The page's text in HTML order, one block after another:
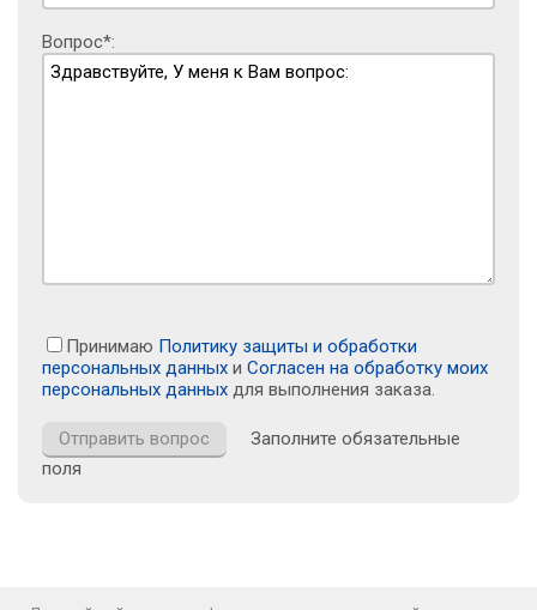
Вопрос*:
Принимаю Политику защиты и обработки
персональных данных и Согласен на обработку моих
персональных данных для выполнения заказа.
Заполните обязательные
поля